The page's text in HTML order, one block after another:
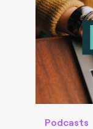
Podcasts